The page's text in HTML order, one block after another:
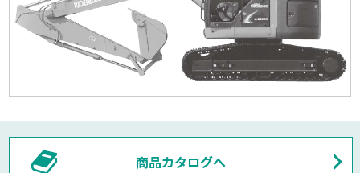
商品カタログへ